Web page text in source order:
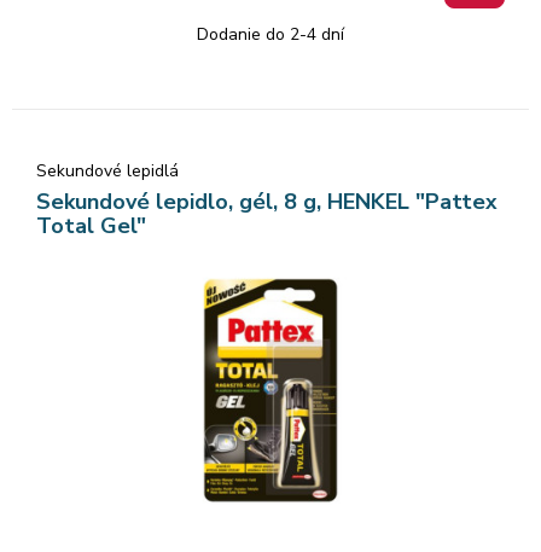
Dodanie do 2-4 dní
Sekundové lepidlá
Sekundové lepidlo, gél, 8 g, HENKEL "Pattex
Total Gel"